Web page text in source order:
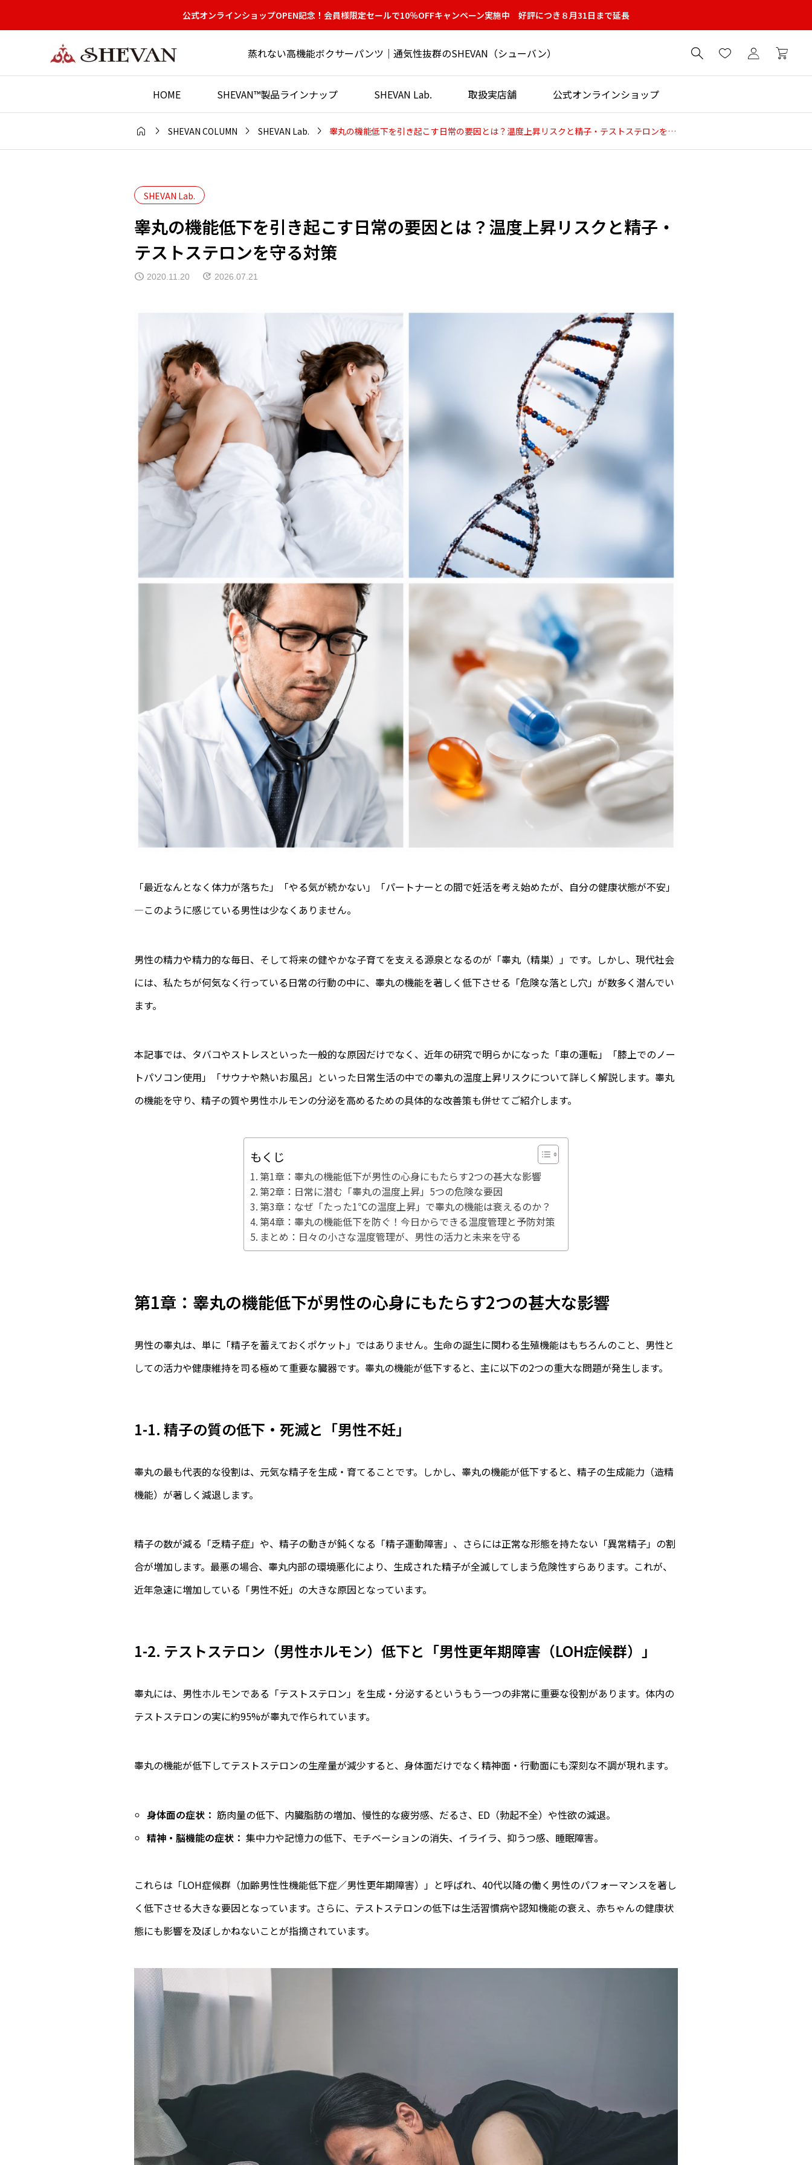
公式オンラインショップOPEN記念！会員様限定セールで10％OFFキャンペーン実施中 好評につき８月31日まで延長
蒸れない高機能ボクサーパンツ｜通気性抜群のSHEVAN（シューバン） 
HOME SHEVAN™製品ラインナップ SHEVAN Lab. 取扱実店舗 公式オンラインショップ
  SHEVAN COLUMN  SHEVAN Lab.  睾丸の機能低下を引き起こす日常の要因とは？温度上昇リスクと精子・テストステロンを守る対策
SHEVAN Lab.
睾丸の機能低下を引き起こす日常の要因とは？温度上昇リスクと精子・
テストステロンを守る対策
2020.11.20 2026.07.21
「最近なんとなく体力が落ちた」「やる気が続かない」「パートナーとの間で妊活を考え始めたが、自分の健康状態が不安」
—このように感じている男性は少なくありません。
男性の精力や精力的な毎日、そして将来の健やかな子育てを支える源泉となるのが「睾丸（精巣）」です。しかし、現代社会
には、私たちが何気なく行っている日常の行動の中に、睾丸の機能を著しく低下させる「危険な落とし穴」が数多く潜んでい
ます。
本記事では、タバコやストレスといった一般的な原因だけでなく、近年の研究で明らかになった「車の運転」「膝上でのノー
トパソコン使用」「サウナや熱いお風呂」といった日常生活の中での睾丸の温度上昇リスクについて詳しく解説します。睾丸
の機能を守り、精子の質や男性ホルモンの分泌を高めるための具体的な改善策も併せてご紹介します。
もくじ
第1章：睾丸の機能低下が男性の心身にもたらす2つの甚大な影響
第2章：日常に潜む「睾丸の温度上昇」5つの危険な要因
第3章：なぜ「たった1℃の温度上昇」で睾丸の機能は衰えるのか？
第4章：睾丸の機能低下を防ぐ！今日からできる温度管理と予防対策
まとめ：日々の小さな温度管理が、男性の活力と未来を守る
第1章：睾丸の機能低下が男性の心身にもたらす2つの甚大な影響
男性の睾丸は、単に「精子を蓄えておくポケット」ではありません。生命の誕生に関わる生殖機能はもちろんのこと、男性と
しての活力や健康維持を司る極めて重要な臓器です。睾丸の機能が低下すると、主に以下の2つの重大な問題が発生します。
1-1. 精子の質の低下・死滅と「男性不妊」
睾丸の最も代表的な役割は、元気な精子を生成・育てることです。しかし、睾丸の機能が低下すると、精子の生成能力（造精
機能）が著しく減退します。
精子の数が減る「乏精子症」や、精子の動きが鈍くなる「精子運動障害」、さらには正常な形態を持たない「異常精子」の割
合が増加します。最悪の場合、睾丸内部の環境悪化により、生成された精子が全滅してしまう危険性すらあります。これが、
近年急速に増加している「男性不妊」の大きな原因となっています。
1-2. テストステロン（男性ホルモン）低下と「男性更年期障害（LOH症候群）」
睾丸には、男性ホルモンである「テストステロン」を生成・分泌するというもう一つの非常に重要な役割があります。体内の
テストステロンの実に約95%が睾丸で作られています。
睾丸の機能が低下してテストステロンの生産量が減少すると、身体面だけでなく精神面・行動面にも深刻な不調が現れます。
身体面の症状： 筋肉量の低下、内臓脂肪の増加、慢性的な疲労感、だるさ、ED（勃起不全）や性欲の減退。
精神・脳機能の症状： 集中力や記憶力の低下、モチベーションの消失、イライラ、抑うつ感、睡眠障害。
これらは「LOH症候群（加齢男性性機能低下症／男性更年期障害）」と呼ばれ、40代以降の働く男性のパフォーマンスを著し
く低下させる大きな要因となっています。さらに、テストステロンの低下は生活習慣病や認知機能の衰え、赤ちゃんの健康状
態にも影響を及ぼしかねないことが指摘されています。